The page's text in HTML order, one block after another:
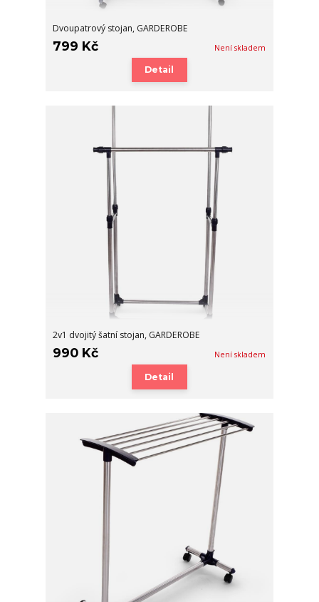
Dvoupatrový stojan, GARDEROBE
799 Kč Není skladem
Detail
2v1 dvojitý šatní stojan, GARDEROBE
990 Kč Není skladem
Detail